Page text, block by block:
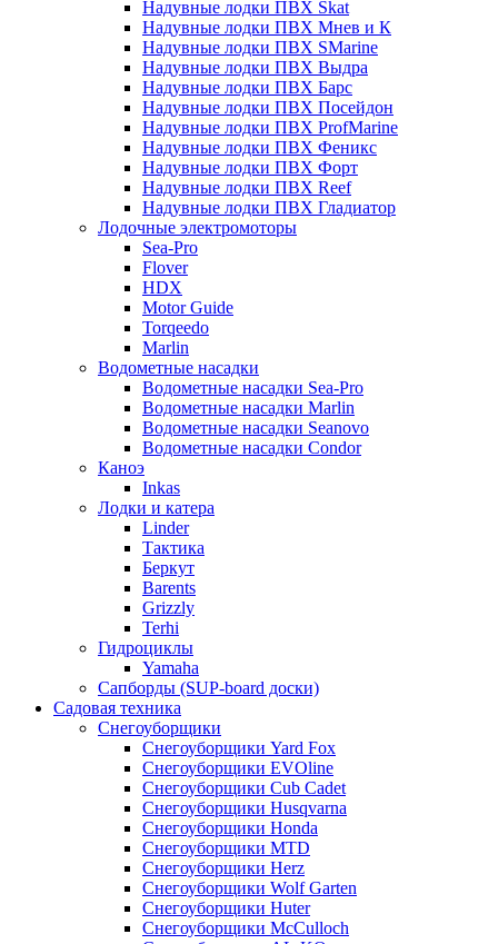
Надувные лодки ПВХ Skat
Надувные лодки ПВХ Мнев и К
Надувные лодки ПВХ SMarine
Надувные лодки ПВХ Выдра
Надувные лодки ПВХ Барс
Надувные лодки ПВХ Посейдон
Надувные лодки ПВХ ProfMarine
Надувные лодки ПВХ Феникс
Надувные лодки ПВХ Форт
Надувные лодки ПВХ Reef
Надувные лодки ПВХ Гладиатор
Лодочные электромоторы
Sea-Pro
Flover
HDX
Motor Guide
Torqeedo
Marlin
Водометные насадки
Водометные насадки Sea-Pro
Водометные насадки Marlin
Водометные насадки Seanovo
Водометные насадки Condor
Каноэ
Inkas
Лодки и катера
Linder
Тактика
Беркут
Barents
Grizzly
Terhi
Гидроциклы
Yamaha
Сапборды (SUP-board доски)
Садовая техника
Снегоуборщики
Снегоуборщики Yard Fox
Снегоуборщики EVOline
Снегоуборщики Cub Cadet
Снегоуборщики Husqvarna
Снегоуборщики Honda
Снегоуборщики MTD
Снегоуборщики Herz
Снегоуборщики Wolf Garten
Снегоуборщики Huter
Снегоуборщики McCulloch